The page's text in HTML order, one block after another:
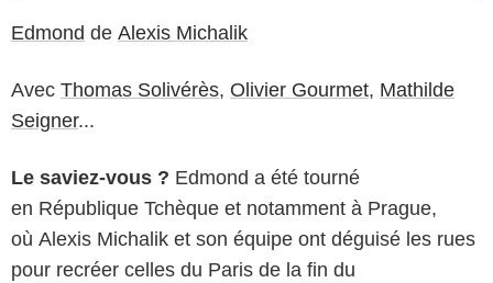
Edmond de Alexis Michalik
Avec Thomas Solivérès, Olivier Gourmet, Mathilde
Seigner...
Le saviez-vous ? Edmond a été tourné
en République Tchèque et notamment à Prague,
où Alexis Michalik et son équipe ont déguisé les rues
pour recréer celles du Paris de la fin du